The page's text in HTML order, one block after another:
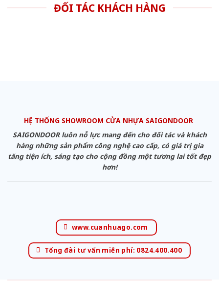
ĐỐI TÁC KHÁCH HÀNG
HỆ THỐNG SHOWROOM CỬA NHỰA SAIGONDOOR
SAIGONDOOR luôn nỗ lực mang đến cho đối tác và khách
hàng những sản phẩm công nghệ cao cấp, có giá trị gia
tăng tiện ích, sáng tạo cho cộng đồng một tương lai tốt đẹp
hơn!
www.cuanhuago.com
Tổng đài tư vấn miễn phí: 0824.400.400